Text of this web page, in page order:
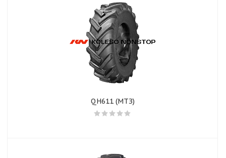
QH611 (МТЗ)